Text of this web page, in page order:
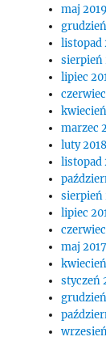
maj 2019
listopad
sierpień
lipiec
marzec
luty 2018
listopad
sierpień
lipiec
maj 2017
styczeń